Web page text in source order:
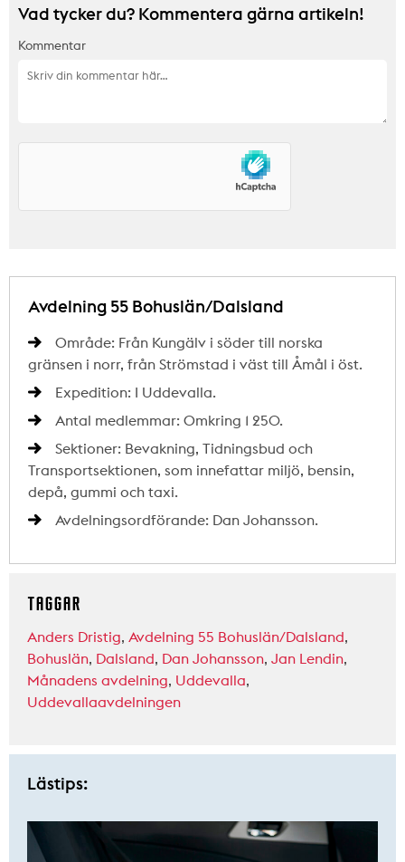
Vad tycker du? Kommentera gärna artikeln!
Kommentar
Avdelning 55 Bohuslän/Dalsland
Område: Från Kungälv i söder till norska
gränsen i norr, från Strömstad i väst till Åmål i öst.
Expedition: I Uddevalla.
Antal medlemmar: Omkring 1 250.
Sektioner: Bevakning, Tidningsbud och
Transportsektionen, som innefattar miljö, bensin,
depå, gummi och taxi.
Avdelningsordförande: Dan Johansson.
TAGGAR
Anders Dristig, Avdelning 55 Bohuslän/Dalsland,
Bohuslän, Dalsland, Dan Johansson, Jan Lendin,
Månadens avdelning, Uddevalla,
Uddevallaavdelningen
Lästips: